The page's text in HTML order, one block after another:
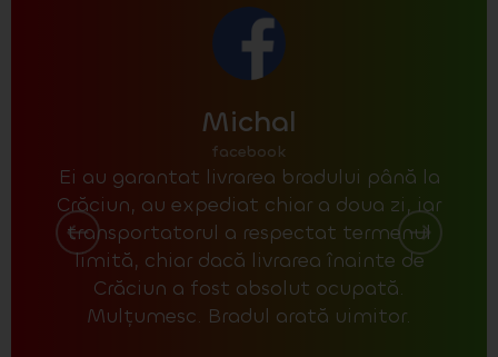
Michal
facebook
Ei au garantat livrarea bradului până la
Crăciun, au expediat chiar a doua zi, iar
transportatorul a respectat termenul
limită, chiar dacă livrarea înainte de
Crăciun a fost absolut ocupată.
Mulțumesc. Bradul arată uimitor.